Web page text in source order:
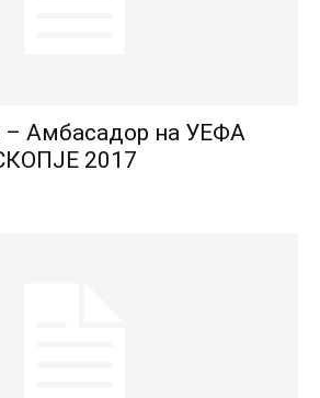
– Амбасадор на УЕФА
2017